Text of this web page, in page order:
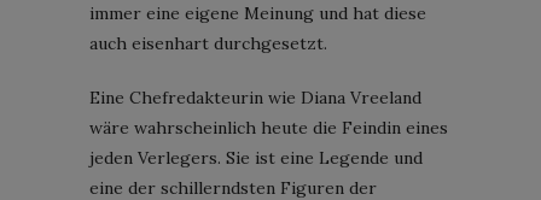
immer eine eigene Meinung und hat diese
auch eisenhart durchgesetzt.
Eine Chefredakteurin wie Diana Vreeland
wäre wahrscheinlich heute die Feindin eines
jeden Verlegers. Sie ist eine Legende und
eine der schillerndsten Figuren der